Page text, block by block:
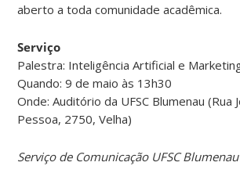
aberto a toda comunidade acadêmica.
Serviço
Palestra: Inteligência Artificial e
Quando: 9 de maio às 13h30
Onde: Auditório da UFSC Blumenau (Rua
Pessoa, 2750, Velha)
Serviço de Comunicação UFSC Blumenau